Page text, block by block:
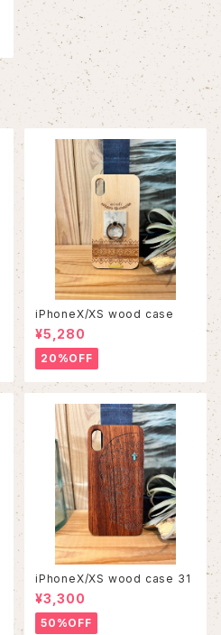
iPhoneX/XS wood case
¥5,280
20%OFF
iPhoneX/XS wood case 31
¥3,300
50%OFF